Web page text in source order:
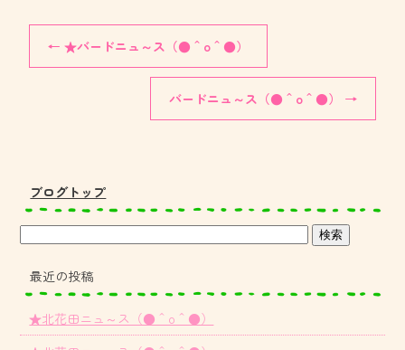
← ★バードニュ～ス（●＾o＾●）
バードニュ～ス（●＾o＾●） →
ブログトップ
最近の投稿
★北花田ニュ～ス（●＾o＾●）